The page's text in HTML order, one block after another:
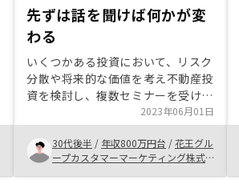
先ずは話を聞けば何かが変
わる
いくつかある投資において、リスク
分散や将来的な価値を考え不動産投
資を検討し、複数セミナーを受けた
りしたなかで、自分に最適な管理プ
ランがあった為。 また不動産投資
に関することを詳しく、リスク、メ
リットデメリット含め説明を受け不
安はほとんどなく購入できた。
2023年06月01日
30代後半 / 年収800万円台 /花王グル
ープカスタマーマーケティング株式